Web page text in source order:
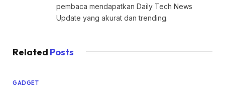
pembaca mendapatkan Daily Tech News
Update yang akurat dan trending.
Related Posts
GADGET